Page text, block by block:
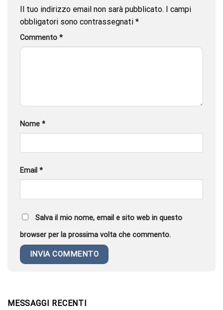
Il tuo indirizzo email non sarà pubblicato.
I campi
obbligatori sono contrassegnati *
Commento *
Nome *
Email *
Salva il mio nome, email e sito web in questo
browser per la prossima volta che commento.
MESSAGGI RECENTI